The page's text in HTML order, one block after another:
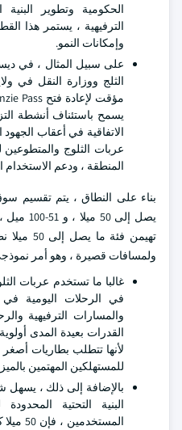
الحكومية وتطوير
الترفيهية ، يستمر هذا
وإمكانات النمو.
يسمح باستئناف أنشطة
الاتفاقية في أعقاب
عربات الثلوج والمتطوعين
المنطقة ، ودعم
بناء على النطاق ، يتم تقسيم
تهيمن
ولمسافات قصيرة ، وهو أمر
في الرحلات اليومية في
والمسارات الترفيهية
القدرات بعيدة المدى
لأنها تتطلب بطاريات
للمستهلكين المهتمين
بالإضافة إلى ذلك ،
البنية التحتية